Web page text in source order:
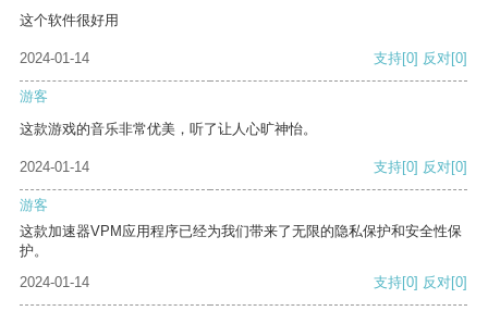
这个软件很好用
2024-01-14 支持[0] 反对[0]
游客
这款游戏的音乐非常优美，听了让人心旷神怡。
2024-01-14 支持[0] 反对[0]
游客
这款加速器VPM应用程序已经为我们带来了无限的隐私保护和安全性保
护。
2024-01-14
支持[0] 反对[0]